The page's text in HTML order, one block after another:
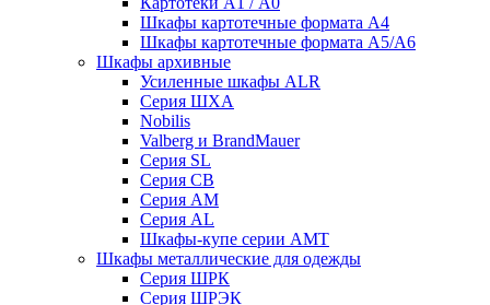
Шкафы картотечные формата А4
Шкафы картотечные формата А5/А6
Шкафы архивные
Усиленные шкафы ALR
Серия ШХА
Nobilis
Valberg и BrandMauer
Cерия SL
Серия СВ
Серия АМ
Серия AL
Шкафы-купе серии AMT
Шкафы металлические для одежды
Серия ШРК
Серия ШРЭК